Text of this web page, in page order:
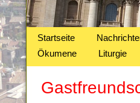
Startseite
Ökumene
Liturgie